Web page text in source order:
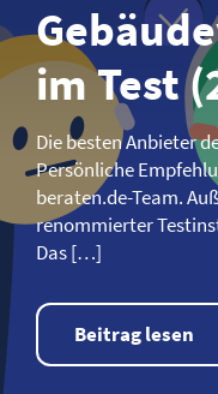
im Test
Die besten Anbieter
Persönliche
beraten.de-Team.
renommierter
Das […]
Beitrag lesen